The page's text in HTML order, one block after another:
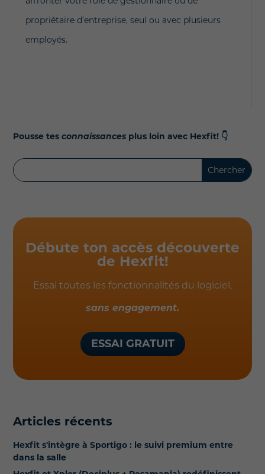
propriétaire d’entreprise, seul ou avec plusieurs
employés.
Pousse tesconnaissances plus loin avec Hexfit! 👇
Débute ton accès découverte
de Hexfit!
Essai toutes les fonctionnalités du logiciel,
sans engagement.
ESSAI GRATUIT
Articles récents
Hexfit s'intègre à Sportigo : le suivi premium entre
dans la salle